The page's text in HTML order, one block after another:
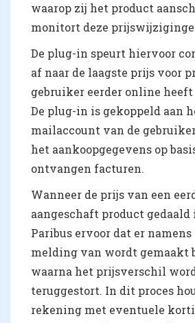
waarop zij het product
monitort deze
De plug-in speurt hiervoor
af naar de laagste prijs voor
gebruiker eerder online heeft
De plug-in is gekoppeld aan
mailaccount van de
het aankoopgegevens op
ontvangen facturen.
Wanneer de prijs van een
aangeschaft product gedaald
Paribus ervoor dat er
melding van wordt gemaakt
waarna het prijsverschil
teruggestort. In dit proces
rekening met eventuele